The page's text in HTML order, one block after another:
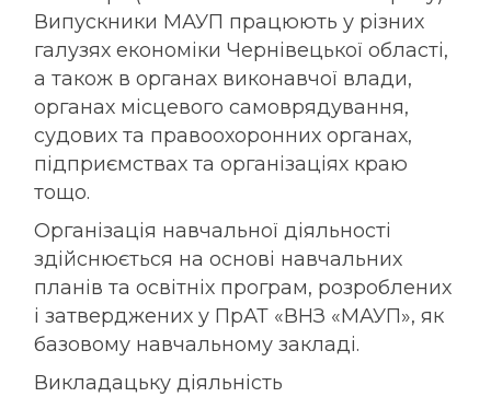
Випускники МАУП працюють у різних
галузях економіки Чернівецької області,
а також в органах виконавчої влади,
органах місцевого самоврядування,
судових та правоохоронних органах,
підприємствах та організаціях краю
тощо.
Організація навчальної діяльності
здійснюється на основі навчальних
планів та освітніх програм, розроблених
і затверджених у ПрАТ «ВНЗ «МАУП», як
базовому навчальному закладі.
Викладацьку діяльність